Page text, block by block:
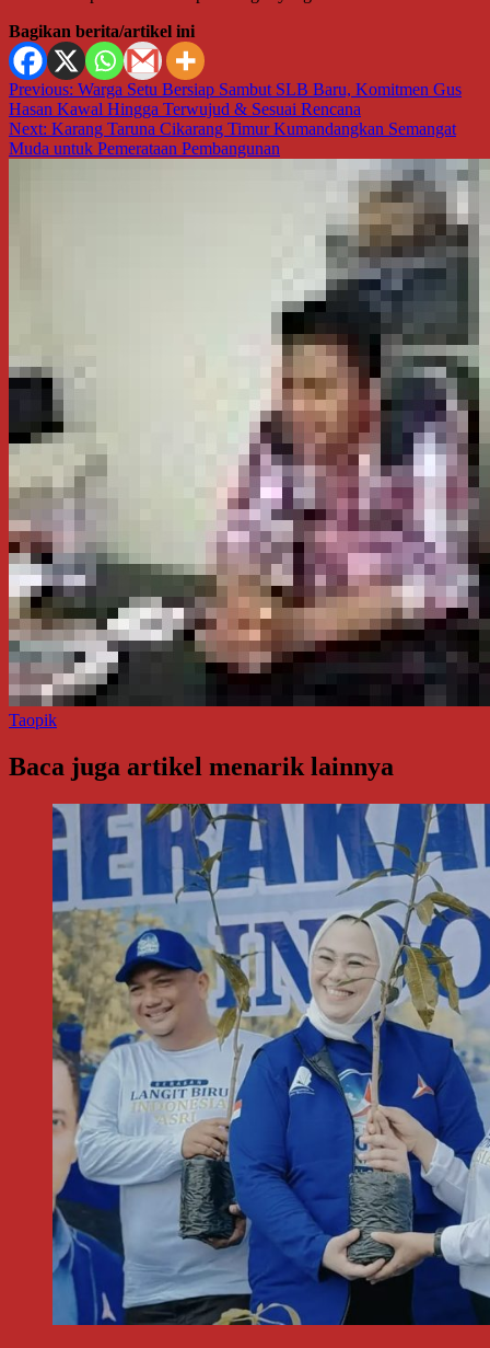
Bagikan berita/artikel ini
Navigasi
pos
Previous: Warga Setu Bersiap Sambut SLB Baru, Komitmen Gus
Hasan Kawal Hingga Terwujud & Sesuai Rencana
Next: Karang Taruna Cikarang Timur Kumandangkan Semangat
Muda untuk Pemerataan Pembangunan
Taopik
Baca juga artikel menarik lainnya